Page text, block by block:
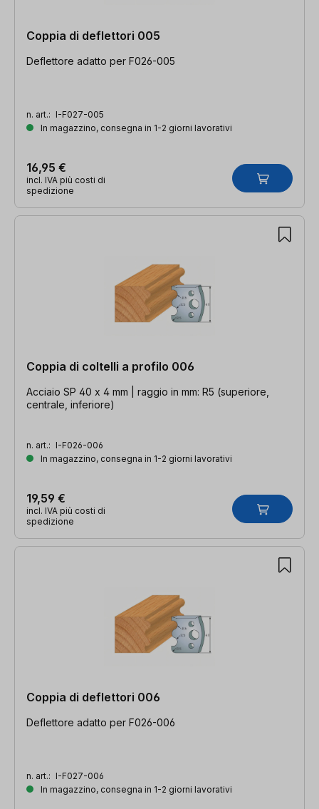
Coppia di deflettori 005
Deflettore adatto per F026-005
n. art.: I-F027-005
In magazzino, consegna in 1-2 giorni lavorativi
16,95 €
incl. IVA più costi di
spedizione
Coppia di coltelli a profilo 006
Acciaio SP 40 x 4 mm | raggio in mm: R5 (superiore,
centrale, inferiore)
n. art.: I-F026-006
In magazzino, consegna in 1-2 giorni lavorativi
19,59 €
incl. IVA più costi di
spedizione
Coppia di deflettori 006
Deflettore adatto per F026-006
n. art.: I-F027-006
In magazzino, consegna in 1-2 giorni lavorativi